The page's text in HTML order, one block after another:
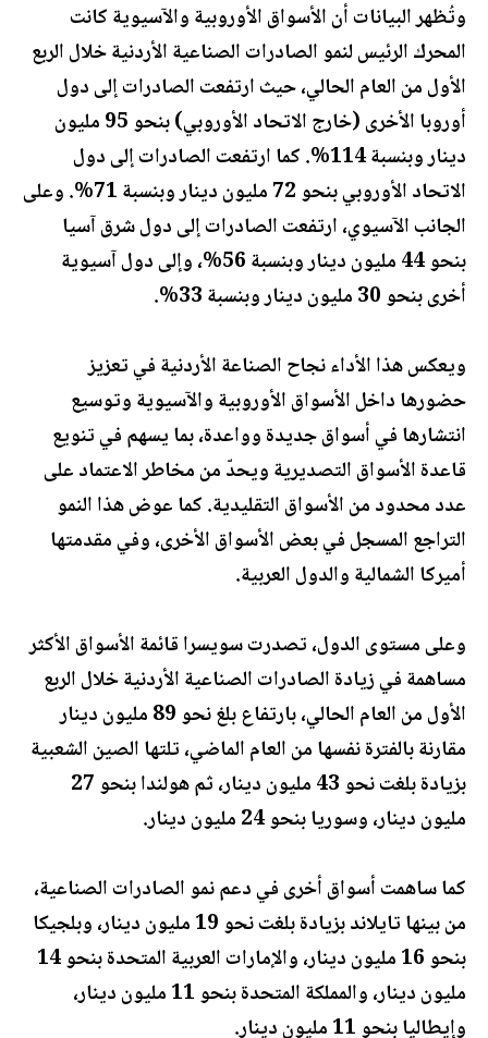
وتُظهر البيانات أن الأسواق الأوروبية والآسيوية كانت
المحرك الرئيس لنمو الصادرات الصناعية الأردنية خلال الربع
الأول من العام الحالي، حيث ارتفعت الصادرات إلى دول
أوروبا الأخرى (خارج الاتحاد الأوروبي) بنحو 95 مليون
دينار وبنسبة 114%. كما ارتفعت الصادرات إلى دول
الاتحاد الأوروبي بنحو 72 مليون دينار وبنسبة 71%. وعلى
الجانب الآسيوي، ارتفعت الصادرات إلى دول شرق آسيا
بنحو 44 مليون دينار وبنسبة 56%، وإلى دول آسيوية
أخرى بنحو 30 مليون دينار وبنسبة 33%.
ويعكس هذا الأداء نجاح الصناعة الأردنية في تعزيز
حضورها داخل الأسواق الأوروبية والآسيوية وتوسيع
انتشارها في أسواق جديدة وواعدة، بما يسهم في تنويع
قاعدة الأسواق التصديرية ويحدّ من مخاطر الاعتماد على
عدد محدود من الأسواق التقليدية. كما عوض هذا النمو
التراجع المسجل في بعض الأسواق الأخرى، وفي مقدمتها
أميركا الشمالية والدول العربية.
وعلى مستوى الدول، تصدرت سويسرا قائمة الأسواق الأكثر
مساهمة في زيادة الصادرات الصناعية الأردنية خلال الربع
الأول من العام الحالي، بارتفاع بلغ نحو 89 مليون دينار
مقارنة بالفترة نفسها من العام الماضي، تلتها الصين الشعبية
بزيادة بلغت نحو 43 مليون دينار، ثم هولندا بنحو 27
مليون دينار، وسوريا بنحو 24 مليون دينار.
كما ساهمت أسواق أخرى في دعم نمو الصادرات الصناعية،
من بينها تايلاند بزيادة بلغت نحو 19 مليون دينار، وبلجيكا
بنحو 16 مليون دينار، والإمارات العربية المتحدة بنحو 14
مليون دينار، والمملكة المتحدة بنحو 11 مليون دينار،
وإيطاليا بنحو 11 مليون دينار.